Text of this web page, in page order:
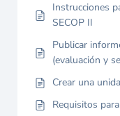
Instrucciones
SECOP II
Publicar
(evaluación y
Crear una
Requisitos